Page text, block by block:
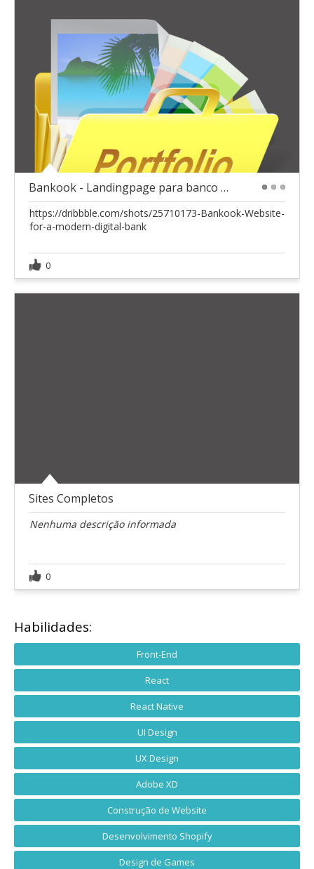
Bankook - Landingpage para banco Digital
https://dribbble.com/shots/25710173-Bankook-Website-
for-a-modern-digital-bank
0
Sites Completos
Nenhuma descrição informada
0
Habilidades:
Front-End
React
React Native
UI Design
UX Design
Adobe XD
Construção de Website
Desenvolvimento Shopify
Design de Games